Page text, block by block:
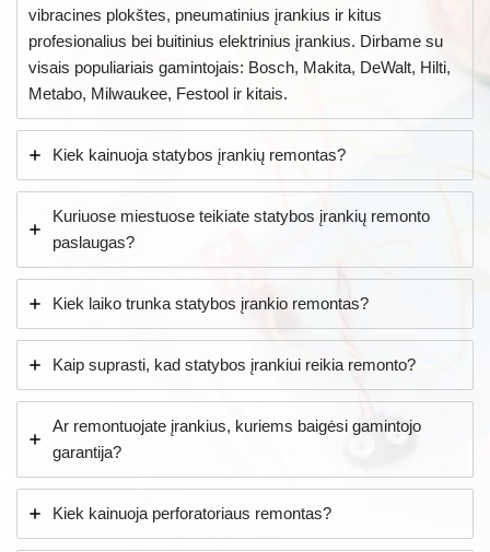
vibracines plokštes, pneumatinius įrankius ir kitus
profesionalius bei buitinius elektrinius įrankius. Dirbame su
visais populiariais gamintojais: Bosch, Makita, DeWalt, Hilti,
Metabo, Milwaukee, Festool ir kitais.
Kiek kainuoja statybos įrankių remontas?
Kuriuose miestuose teikiate statybos įrankių remonto
paslaugas?
Kiek laiko trunka statybos įrankio remontas?
Kaip suprasti, kad statybos įrankiui reikia remonto?
Ar remontuojate įrankius, kuriems baigėsi gamintojo
garantija?
Kiek kainuoja perforatoriaus remontas?